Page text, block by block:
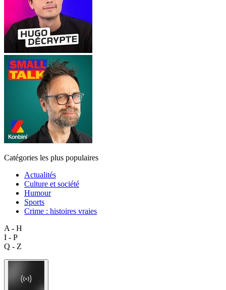
Catégories les plus populaires
Actualités
Culture et société
Humour
Sports
Crime : histoires vraies
A - H
I - P
Q - Z